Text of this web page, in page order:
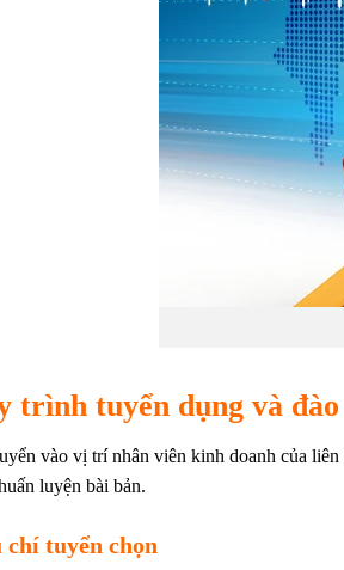
trình tuyển dụng và
vào vị trí nhân viên kinh doanh của
luyện bài bản.
chí tuyển chọn